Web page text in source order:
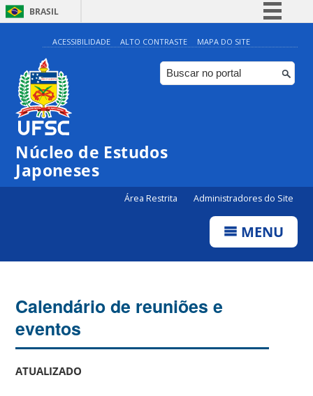
BRASIL
Simplifique!
Comunica BR
Participe
ACESSIBILIDADE ALTO CONTRASTE MAPA DO SITE
Núcleo de Estudos
Japoneses
Área Restrita Administradores do Site
MENU
Calendário de reuniões e
eventos
ATUALIZADO